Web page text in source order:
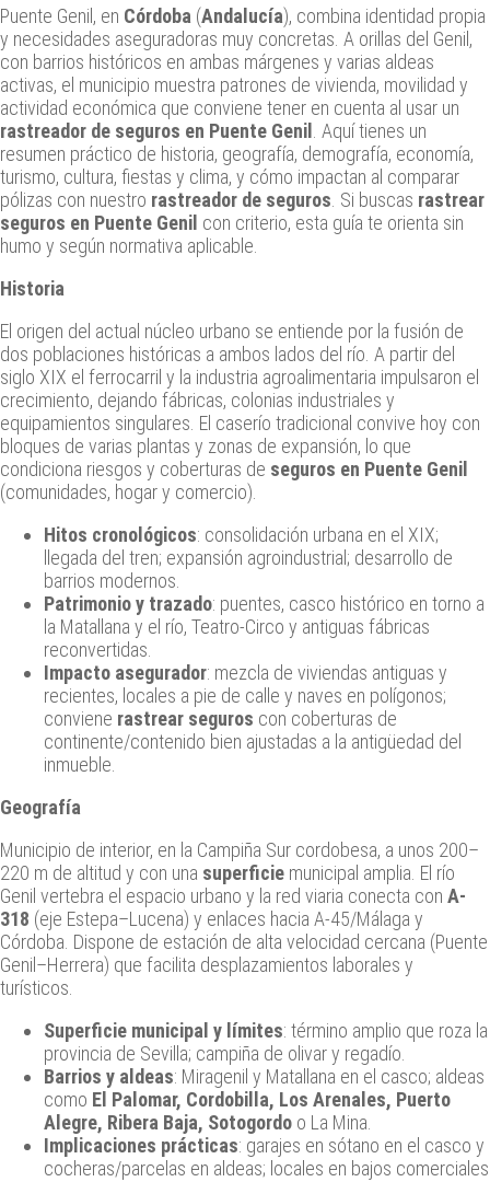
Puente Genil, en Córdoba (Andalucía), combina identidad propia
y necesidades aseguradoras muy concretas. A orillas del Genil,
con barrios históricos en ambas márgenes y varias aldeas
activas, el municipio muestra patrones de vivienda, movilidad y
actividad económica que conviene tener en cuenta al usar un
rastreador de seguros en Puente Genil
. Aquí tienes un
resumen práctico de historia, geografía, demografía, economía,
turismo, cultura, fiestas y clima, y cómo impactan al comparar
pólizas con nuestro rastreador de seguros . Si buscas rastrear
seguros en Puente Genil con criterio, esta guía te orienta sin
humo y según normativa aplicable.
Historia
El origen del actual núcleo urbano se entiende por la fusión de
dos poblaciones históricas a ambos lados del río. A partir del
siglo XIX el ferrocarril y la industria agroalimentaria impulsaron el
crecimiento, dejando fábricas, colonias industriales y
equipamientos singulares. El caserío tradicional convive hoy con
bloques de varias plantas y zonas de expansión, lo que
condiciona riesgos y coberturas de seguros en Puente Genil
(comunidades, hogar y comercio).
Hitos cronológicos: consolidación urbana en el XIX;
llegada del tren; expansión agroindustrial; desarrollo de
barrios modernos.
Patrimonio y trazado: puentes, casco histórico en torno a
la Matallana y el río, Teatro-Circo y antiguas fábricas
reconvertidas.
Impacto asegurador: mezcla de viviendas antiguas y
recientes, locales a pie de calle y naves en polígonos;
conviene rastrear seguros con coberturas de
continente/contenido bien ajustadas a la antigüedad del
inmueble.
Geografía
Municipio de interior, en la Campiña Sur cordobesa, a unos 200–
220 m de altitud y con una superficie municipal amplia. El río
Genil vertebra el espacio urbano y la red viaria conecta con A-
318 (eje Estepa–Lucena) y enlaces hacia A-45/Málaga y
Córdoba. Dispone de estación de alta velocidad cercana (Puente
Genil–Herrera) que facilita desplazamientos laborales y
turísticos.
Superficie municipal y límites: término amplio que roza la
provincia de Sevilla; campiña de olivar y regadío.
Barrios y aldeas: Miragenil y Matallana en el casco; aldeas
como El Palomar, Cordobilla, Los Arenales, Puerto
Alegre, Ribera Baja, Sotogordo o La Mina.
Implicaciones prácticas: garajes en sótano en el casco y
cocheras/parcelas en aldeas; locales en bajos comerciales